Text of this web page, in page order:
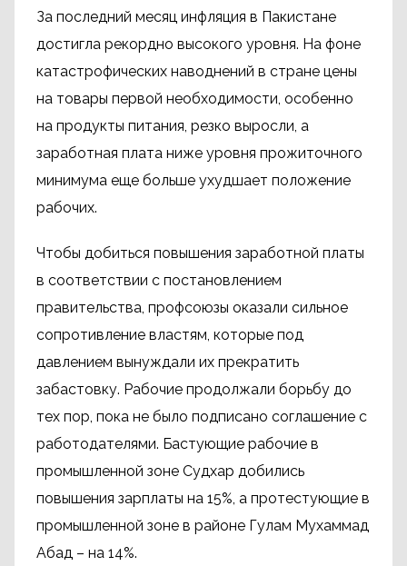
За последний месяц инфляция в Пакистане
достигла рекордно высокого уровня. На фоне
катастрофических наводнений в стране цены
на товары первой необходимости, особенно
на продукты питания, резко выросли, а
заработная плата ниже уровня прожиточного
минимума еще больше ухудшает положение
рабочих.
Чтобы добиться повышения заработной платы
в соответствии с постановлением
правительства, профсоюзы оказали сильное
сопротивление властям, которые под
давлением вынуждали их прекратить
забастовку. Рабочие продолжали борьбу до
тех пор, пока не было подписано соглашение с
работодателями. Бастующие рабочие в
промышленной зоне Судхар добились
повышения зарплаты на 15%, а протестующие в
промышленной зоне в районе Гулам Мухаммад
Абад – на 14%.